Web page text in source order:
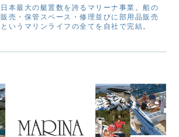
日本最大の艇置数を誇るマリーナ事業。船の
販売・保管スペース・修理並びに部用品販売
というマリンライフの全てを自社で完結。